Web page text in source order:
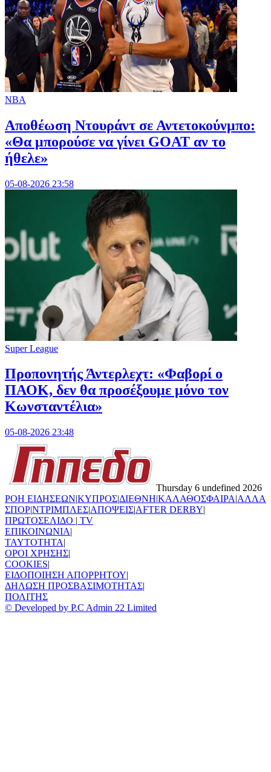
NBA
Αποθέωση Ντουράντ σε Αντετοκούνμπο:
«Θα μπορούσε να γίνει GOAT αν το
ήθελε»
05-08-2026 23:58
Super League
Προπονητής Άντερλεχτ: «Φαβορί ο
ΠΑΟΚ, δεν θα προσέξουμε μόνο τον
Κωνσταντέλια»
05-08-2026 23:48
Thursday 6 undefined 2026
ΡΟΗ ΕΙΔΗΣΕΩΝ|ΚΥΠΡΟΣ|ΔΙΕΘΝΗ|ΚΑΛΑΘΟΣΦΑΙΡΑ|ΑΛΛΑ
ΣΠΟΡ|ΝΤΡΙΜΠΛΕΣ|ΑΠΟΨΕΙΣ|AFTER DERBY|
ΠΡΩΤΟΣΕΛΙΔΟ | TV
ΕΠΙΚΟΙΝΩΝΙΑ|
TAYTOTHTA|
ΟΡΟΙ ΧΡΗΣΗΣ|
COOKIES|
ΕΙΔΟΠΟΙΗΣΗ ΑΠΟΡΡΗΤΟΥ|
ΔΗΛΩΣΗ ΠΡΟΣΒΑΣΙΜΟΤΗΤΑΣ|
ΠΟΛΙΤΗΣ
© Developed by P.C Admin 22 Limited